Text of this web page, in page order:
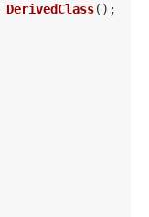
DerivedClass();